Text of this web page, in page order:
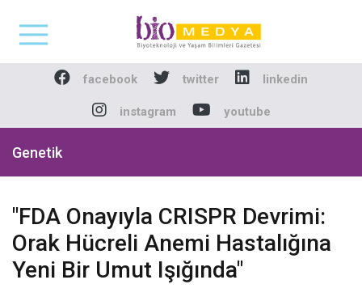
Biomedya -
facebook twitter linkedin
instagram youtube
Genetik
"FDA Onayıyla CRISPR Devrimi:
Orak Hücreli Anemi Hastalığına
Yeni Bir Umut Işığında"